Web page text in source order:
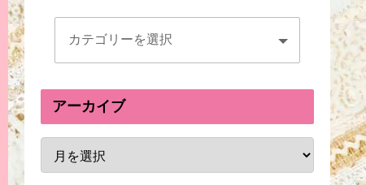
アーカイブ